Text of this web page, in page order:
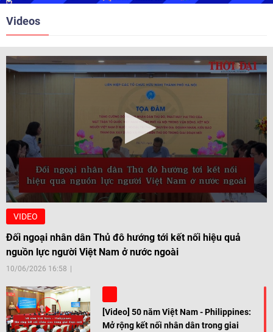
Videos
VIDEO
Đối ngoại nhân dân Thủ đô hướng tới kết nối hiệu quả
nguồn lực người Việt Nam ở nước ngoài
10/06/2026 16:58
[Video] 50 năm Việt Nam - Philippines:
Mở rộng kết nối nhân dân trong giai